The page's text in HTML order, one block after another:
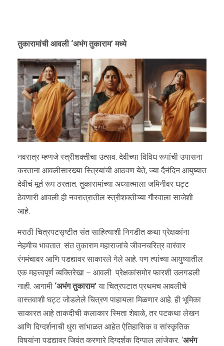
तुकारामांची आवली ‘अभंग तुकाराम’ मध्ये
नवरात्र म्हणजे स्त्रीशक्तीचा उत्सव. देवीच्या विविध रूपांची उपासना
करताना आवलीसारख्या स्त्रियांची आठवण येते, ज्या दैनंदिन आयुष्यात
देवीचं मूर्त रूप ठरतात. तुकारामांच्या अध्यात्माला जमिनीवर घट्ट
ठेवणारी आवली ही नवरात्रातील स्त्रीशक्तीच्या गौरवाला साजेशी
आहे.
मराठी चित्रपटसृष्टीत संत साहित्याशी निगडीत कथा प्रेक्षकांना
नेहमीच भावतात. संत तुकाराम महाराजांचे जीवनचरित्र वारंवार
रंगमंचावर आणि पडद्यावर साकारले गेले आहे. पण त्यांच्या आयुष्यातील
एक महत्त्वपूर्ण व्यक्तिरेखा – आवली प्रेक्षकांसमोर फारशी उलगडली
नाही. आगामी ‘अभंग तुकाराम’ या चित्रपटात प्रथमच आवलीचे
वास्तवाशी घट्ट जोडलेले चित्रण पाहायला मिळणार आहे. ही भूमिका
साकारत आहे ताकदीची कलाकार स्मिता शेवाळे, तर पटकथा लेखन
आणि दिग्दर्शनाची धुरा सांभाळत आहेत ऐतिहासिक व सांस्कृतिक
विषयांना पडद्यावर जिवंत करणारे दिग्दर्शक दिग्पाल लांजेकर. ‘अभंग